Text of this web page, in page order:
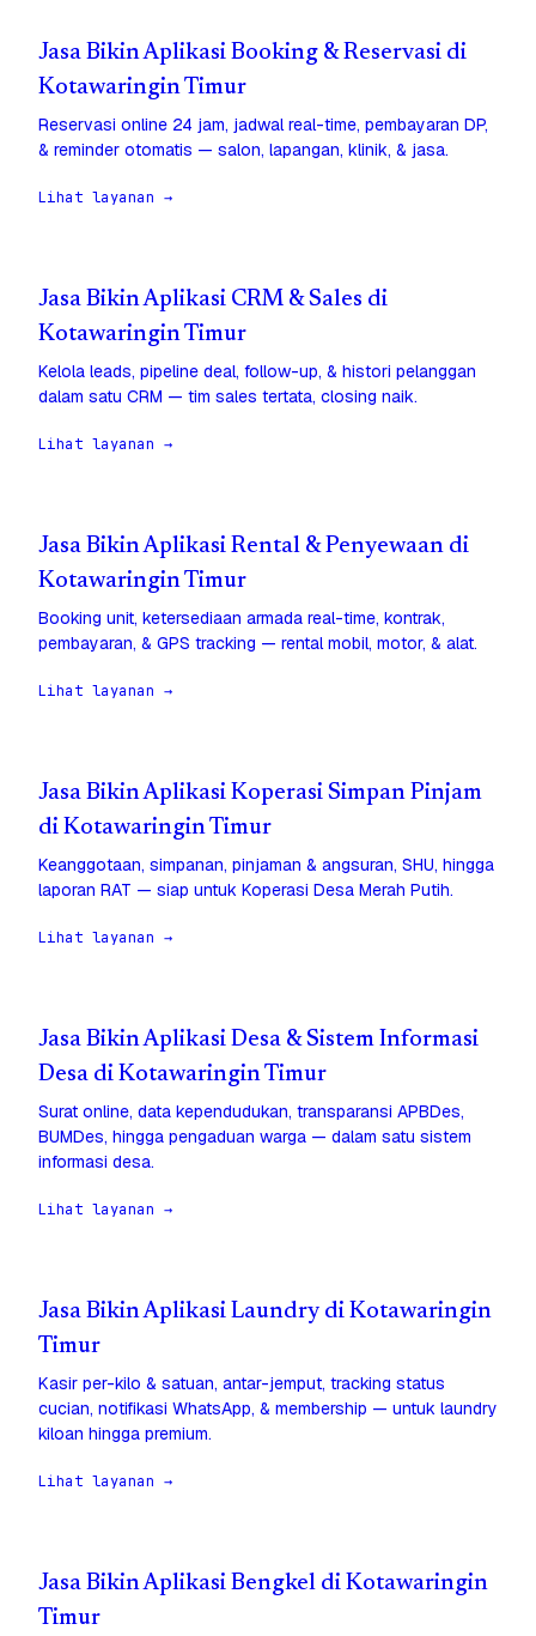
Jasa Bikin Aplikasi Booking & Reservasi di
Kotawaringin Timur
Reservasi online 24 jam, jadwal real-time, pembayaran DP,
& reminder otomatis — salon, lapangan, klinik, & jasa.
Lihat layanan →
Jasa Bikin Aplikasi CRM & Sales di
Kotawaringin Timur
Kelola leads, pipeline deal, follow-up, & histori pelanggan
dalam satu CRM — tim sales tertata, closing naik.
Lihat layanan →
Jasa Bikin Aplikasi Rental & Penyewaan di
Kotawaringin Timur
Booking unit, ketersediaan armada real-time, kontrak,
pembayaran, & GPS tracking — rental mobil, motor, & alat.
Lihat layanan →
Jasa Bikin Aplikasi Koperasi Simpan Pinjam
di Kotawaringin Timur
Keanggotaan, simpanan, pinjaman & angsuran, SHU, hingga
laporan RAT — siap untuk Koperasi Desa Merah Putih.
Lihat layanan →
Jasa Bikin Aplikasi Desa & Sistem Informasi
Desa di Kotawaringin Timur
Surat online, data kependudukan, transparansi APBDes,
BUMDes, hingga pengaduan warga — dalam satu sistem
informasi desa.
Lihat layanan →
Jasa Bikin Aplikasi Laundry di Kotawaringin
Timur
Kasir per-kilo & satuan, antar-jemput, tracking status
cucian, notifikasi WhatsApp, & membership — untuk laundry
kiloan hingga premium.
Lihat layanan →
Jasa Bikin Aplikasi Bengkel di Kotawaringin
Timur